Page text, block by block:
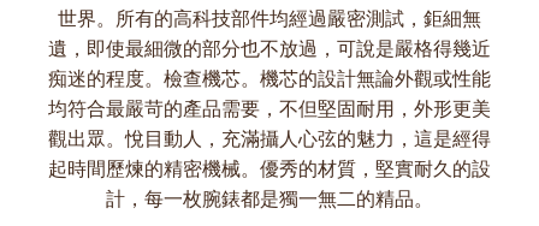
世界。所有的高科技部件均經過嚴密測試，鉅細無
遺，即使最細微的部分也不放過，可說是嚴格得幾近
痴迷的程度。檢查機芯。機芯的設計無論外觀或性能
均符合最嚴苛的產品需要，不但堅固耐用，外形更美
觀出眾。悅目動人，充滿攝人心弦的魅力，這是經得
起時間歷煉的精密機械。優秀的材質，堅實耐久的設
計，每一枚腕錶都是獨一無二的精品。